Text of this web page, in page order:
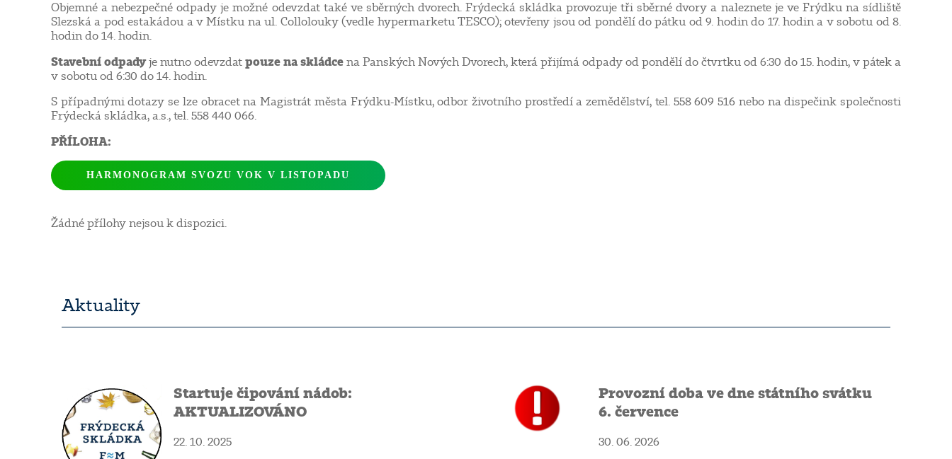
Objemné a nebezpečné odpady je možné odevzdat také ve sběrných dvorech. Frýdecká skládka provozuje tři sběrné dvory a naleznete je ve Frýdku na sídliště
Slezská a pod estakádou a v Místku na ul. Collolouky (vedle hypermarketu TESCO); otevřeny jsou od pondělí do pátku od 9. hodin do 17. hodin a v sobotu od 8.
hodin do 14. hodin.
Stavební odpadyje nutno odevzdat pouze na skládce na Panských Nových Dvorech, která přijímá odpady od pondělí do čtvrtku od 6:30 do 15. hodin, v pátek a
v sobotu od 6:30 do 14. hodin.
S případnými dotazy se lze obracet na Magistrát města Frýdku-Místku, odbor životního prostředí a zemědělství, tel. 558 609 516 nebo na dispečink společnosti
Frýdecká skládka, a.s., tel. 558 440 066.
PŘÍLOHA:
HARMONOGRAM SVOZU VOK V LISTOPADU
Žádné přílohy nejsou k dispozici.
Aktuality
Startuje čipování nádob:
AKTUALIZOVÁNO
22. 10. 2025
Provozní doba ve dne státního svátku
6. července
30. 06. 2026